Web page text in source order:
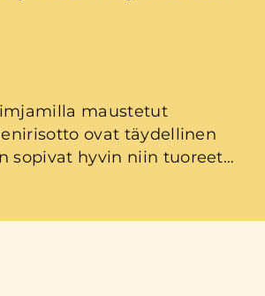
maustetut
ovat täydellinen
sopivat hyvin niin tuoreet
jolloin